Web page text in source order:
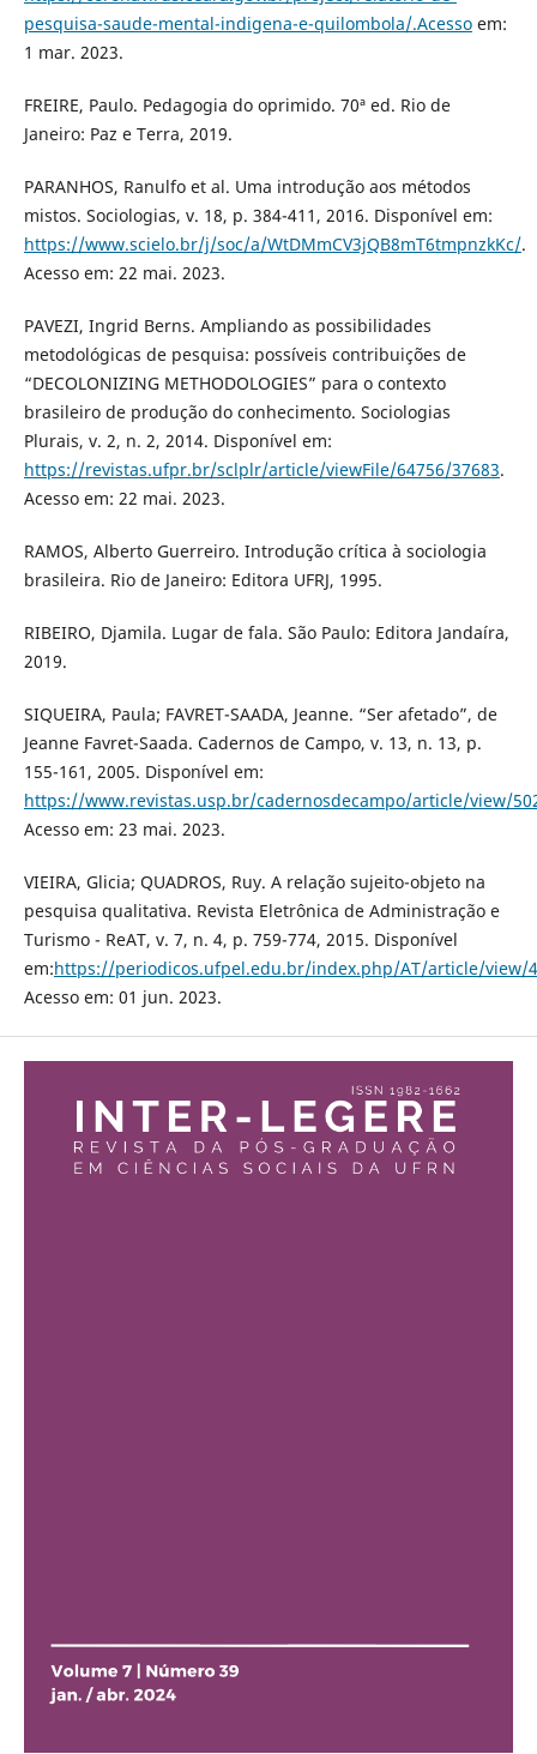
pesquisa-saude-mental-indigena-e-quilombola/.Acessoem:
1 mar. 2023.
FREIRE, Paulo. Pedagogia do oprimido. 70ª ed. Rio de
Janeiro: Paz e Terra, 2019.
PARANHOS, Ranulfo et al. Uma introdução aos métodos
mistos. Sociologias, v. 18, p. 384-411, 2016. Disponível em:
https://www.scielo.br/j/soc/a/WtDMmCV3jQB8mT6tmpnzkKc/.
Acesso em: 22 mai. 2023.
PAVEZI, Ingrid Berns. Ampliando as possibilidades
metodológicas de pesquisa: possíveis contribuições de
“DECOLONIZING METHODOLOGIES” para o contexto
brasileiro de produção do conhecimento. Sociologias
Plurais, v. 2, n. 2, 2014. Disponível em:
https://revistas.ufpr.br/sclplr/article/viewFile/64756/37683.
Acesso em: 22 mai. 2023.
RAMOS, Alberto Guerreiro. Introdução crítica à sociologia
brasileira. Rio de Janeiro: Editora UFRJ, 1995.
RIBEIRO, Djamila. Lugar de fala. São Paulo: Editora Jandaíra,
2019.
SIQUEIRA, Paula; FAVRET-SAADA, Jeanne. “Ser afetado”, de
Jeanne Favret-Saada. Cadernos de Campo, v. 13, n. 13, p.
155-161, 2005. Disponível em:
https://www.revistas.usp.br/cadernosdecampo/article/view/
Acesso em: 23 mai. 2023.
VIEIRA, Glicia; QUADROS, Ruy. A relação sujeito-objeto na
pesquisa qualitativa. Revista Eletrônica de Administração e
Turismo - ReAT, v. 7, n. 4, p. 759-774, 2015. Disponível
em:https://periodicos.ufpel.edu.br/index.php/AT/article/view/
Acesso em: 01 jun. 2023.